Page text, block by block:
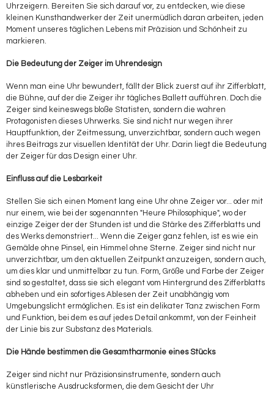
Uhrzeigern. Bereiten Sie sich darauf vor, zu entdecken, wie diese
kleinen Kunsthandwerker der Zeit unermüdlich daran arbeiten, jeden
Moment unseres täglichen Lebens mit Präzision und Schönheit zu
markieren.
Die Bedeutung der Zeiger im Uhrendesign
Wenn man eine Uhr bewundert, fällt der Blick zuerst auf ihr Zifferblatt,
die Bühne, auf der die Zeiger ihr tägliches Ballett aufführen. Doch die
Zeiger sind keineswegs bloße Statisten, sondern die wahren
Protagonisten dieses Uhrwerks. Sie sind nicht nur wegen ihrer
Hauptfunktion, der Zeitmessung, unverzichtbar, sondern auch wegen
ihres Beitrags zur visuellen Identität der Uhr. Darin liegt die Bedeutung
der Zeiger für das Design einer Uhr.
Einfluss auf die Lesbarkeit
Stellen Sie sich einen Moment lang eine Uhr ohne Zeiger vor... oder mit
nur einem, wie bei der sogenannten "Heure Philosophique", wo der
einzige Zeiger der der Stunden ist und die Stärke des Zifferblatts und
des Werks demonstriert... Wenn die Zeiger ganz fehlen, ist es wie ein
Gemälde ohne Pinsel, ein Himmel ohne Sterne. Zeiger sind nicht nur
unverzichtbar, um den aktuellen Zeitpunkt anzuzeigen, sondern auch,
um dies klar und unmittelbar zu tun. Form, Größe und Farbe der Zeiger
sind so gestaltet, dass sie sich elegant vom Hintergrund des Zifferblatts
abheben und ein sofortiges Ablesen der Zeit unabhängig vom
Umgebungslicht ermöglichen. Es ist ein delikater Tanz zwischen Form
und Funktion, bei dem es auf jedes Detail ankommt, von der Feinheit
der Linie bis zur Substanz des Materials.
Die Hände bestimmen die Gesamtharmonie eines Stücks
Zeiger sind nicht nur Präzisionsinstrumente, sondern auch
künstlerische Ausdrucksformen, die dem Gesicht der Uhr